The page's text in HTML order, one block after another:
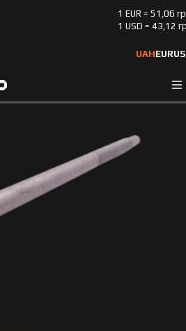
1 EUR = 51,06
1 USD = 43,12
UAHEUR
2009-
рами кузова Lexus Gx 2010-2013